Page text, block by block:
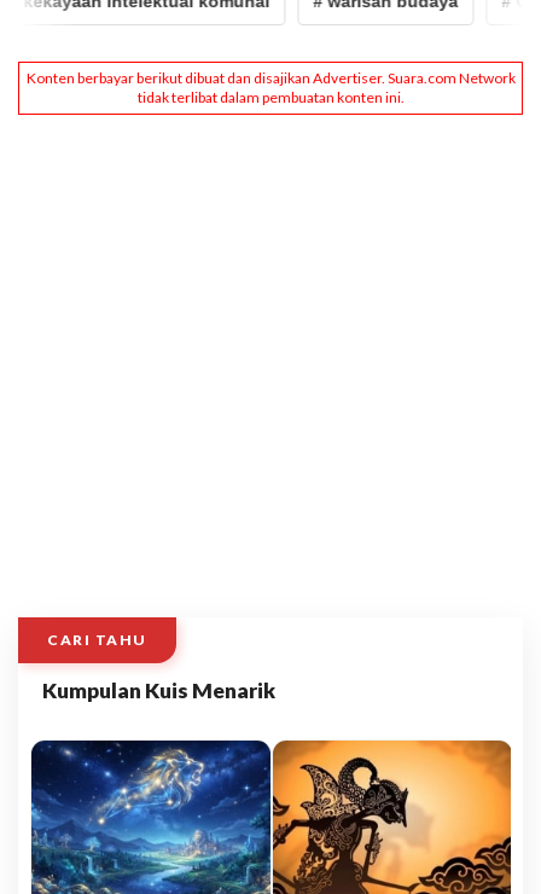
CARI TAHU
Kumpulan Kuis Menarik